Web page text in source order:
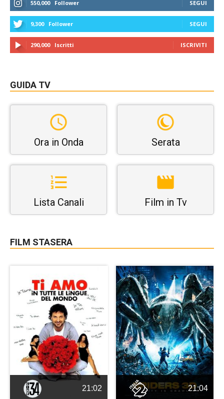
550,000 Follower SEGUI
9,300 Follower SEGUI
290,000 Iscritti ISCRIVITI
GUIDA TV
Ora in Onda Serata
Lista Canali Film in Tv
FILM STASERA
21:02 21:04